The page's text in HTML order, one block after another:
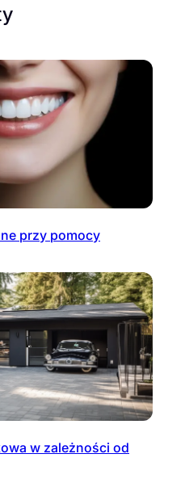
przy pomocy
w zależności od